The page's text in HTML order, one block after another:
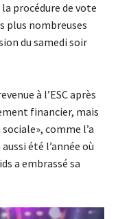
procédure de vote
plus nombreuses
du samedi soir
à l’ESC après
financier, mais
comme l’a
été l’année où
a embrassé sa